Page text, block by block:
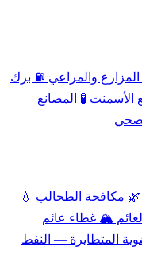
المزارع والمراعي ⛽ برك
الأسمنت 🧪 المصانع
🌿 مكافحة الطحالب 💧
🏔️ غطاء عائم
المتطايرة — النفط